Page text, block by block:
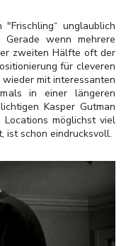
unglaublich
Gerade wenn mehrere
zweiten Hälfte oft der
für cleveren
mit interessanten
in einer längeren
Kasper Gutman
möglichst viel
ist schon eindrucksvoll.